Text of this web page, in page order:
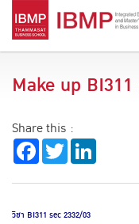
Make up
Share this :
FacebookTwitter
วิชา BI311 sec 2332/03